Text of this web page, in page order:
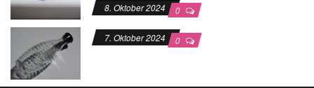
8. Oktober 2024 0
7. Oktober 2024 0